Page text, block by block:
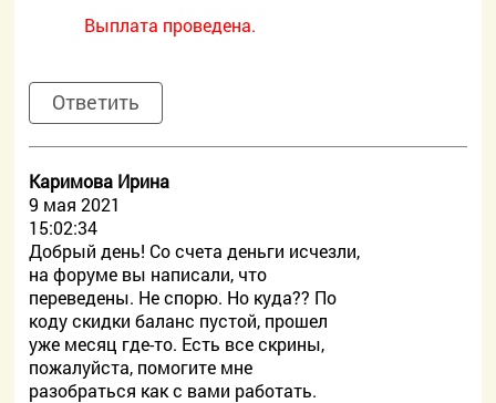
Выплата проведена.
Ответить
Каримова Ирина
9 мая 2021
15:02:34
Добрый день! Со счета деньги исчезли,
на форуме вы написали, что
переведены. Не спорю. Но куда?? По
коду скидки баланс пустой, прошел
уже месяц где-то. Есть все скрины,
пожалуйста, помогите мне
разобраться как с вами работать.